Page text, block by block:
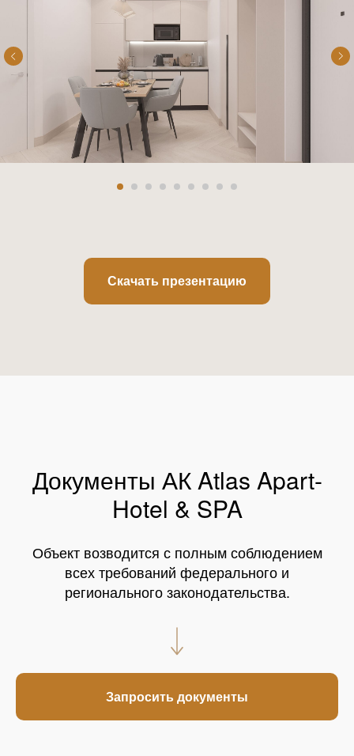
Скачать презентацию
Документы АК Atlas Apart-
Hotel & SPA
Объект возводится с полным соблюдением
всех требований федерального и
регионального законодательства.
Запросить документы